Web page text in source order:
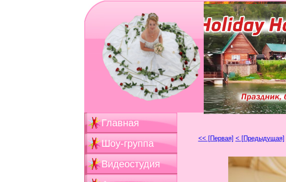
Главная
Шоу-группа
Видеостудия
<< [Первая] < [Предыдущая]